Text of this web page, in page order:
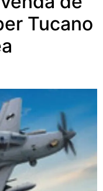
Tucano